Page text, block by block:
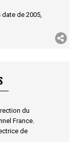
de 2005,
du
France.
de